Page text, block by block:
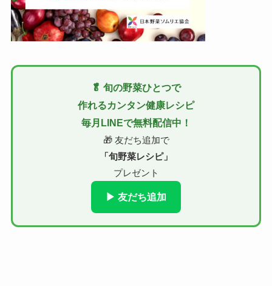
🥬 旬の野菜ひとつで
作れるカンタン健康レシピ
毎月LINEで無料配信中！
🎁 友だち追加で
「旬野菜レシピ」
プレゼント
▶ 友だち追加